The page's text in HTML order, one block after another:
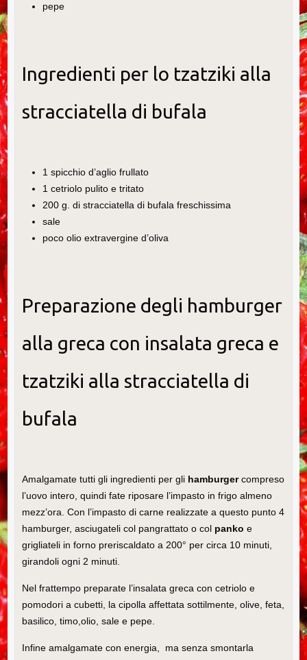
pepe
Ingredienti per lo tzatziki alla
stracciatella di bufala
1 spicchio d’aglio frullato
1 cetriolo pulito e tritato
200 g. di stracciatella di bufala freschissima
sale
poco olio extravergine d’oliva
Preparazione degli hamburger
alla greca con insalata greca e
tzatziki alla stracciatella di
bufala
Amalgamate tutti gli ingredienti per gli hamburgercompreso
l’uovo intero, quindi fate riposare l’impasto in frigo almeno
mezz’ora. Con l’impasto di carne realizzate a questo punto 4
hamburger, asciugateli col pangrattato o col panko e
grigliateli in forno preriscaldato a 200° per circa 10 minuti,
girandoli ogni 2 minuti.
Nel frattempo preparate l’insalata greca con cetriolo e
pomodori a cubetti, la cipolla affettata sottilmente, olive, feta,
basilico, timo,olio, sale e pepe.
Infine amalgamate con energia, ma senza smontarla